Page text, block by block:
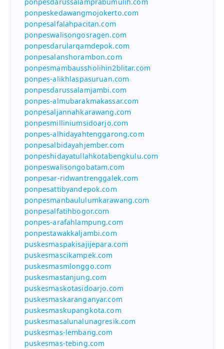
ponpeskedawangmojokerto.com
ponpesalfalahpacitan.com
ponpeswalisongosragen.com
ponpesdarularqamdepok.com
ponpesalanshorambon.com
ponpesmambaussholihin2blitar.com
ponpes-alikhlaspasuruan.com
ponpesdarussalamjambi.com
ponpes-almubarakmakassar.com
ponpesaljannahkarawang.com
ponpesmilliniumsidoarjo.com
ponpes-alhidayahtenggarong.com
ponpesalbidayahjember.com
ponpeshidayatullahkotabengkulu.com
ponpeswalisongobatam.com
ponpesar-ridwantrenggalek.com
ponpesattibyandepok.com
ponpesmanbaululumkarawang.com
ponpesalfatihbogor.com
ponpes-arafahlampung.com
ponpestawakkaljambi.com
puskesmaspakisajijepara.com
puskesmascikampek.com
puskesmasmlonggo.com
puskesmastanjung.com
puskesmaskotasidoarjo.com
puskesmaskaranganyar.com
puskesmaskupangkota.com
puskesmasalunalunagresik.com
puskesmas-lembang.com
puskesmas-tebing.com